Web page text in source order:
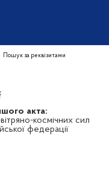
Пошук за реквізитами
акта:
космічних сил
федерації